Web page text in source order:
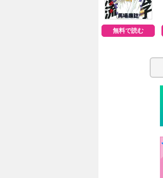
無料で読む